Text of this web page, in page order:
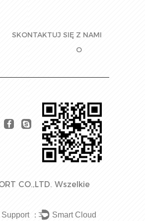
SKONTAKTUJ SIĘ Z NAMI
O
CO.,LTD. Wszelkie
： Smart Cloud